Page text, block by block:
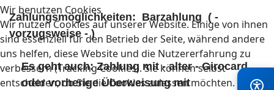
Zahlungsmöglichkeiten: Barzahlung ( -
vorzugsweise - )
Es geht auch: Zahlung mit - alter - Girocard
oder vorherige Überweisung mit
Wir benutzen Cookies
Wir nutzen Cookies auf unserer Website. Einige von ihnen
sind essenziell für den Betrieb der Seite, während andere
uns helfen, diese Website und die Nutzererfahrung zu
verbessern (Tracking Cookies). Sie können selbst
entscheiden, ob Sie die Cookies zulassen möchten. Bitte